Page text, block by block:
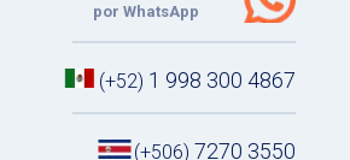
por WhatsApp
(+52) 1 998 300 4867
(+506) 7270 3550